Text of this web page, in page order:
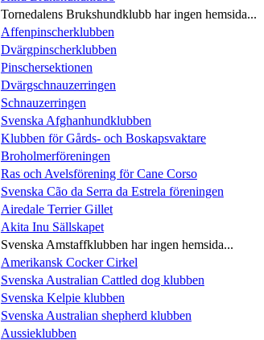
Tornedalens Brukshundklubb har ingen hemsida...
Affenpinscherklubben
Dvärgpinscherklubben
Pinschersektionen
Dvärgschnauzerringen
Schnauzerringen
Svenska Afghanhundklubben
Klubben för Gårds- och Boskapsvaktare
Broholmerföreningen
Ras och Avelsförening för Cane Corso
Svenska Cão da Serra da Estrela föreningen
Airedale Terrier Gillet
Akita Inu Sällskapet
Svenska Amstaffklubben har ingen hemsida...
Amerikansk Cocker Cirkel
Svenska Australian Cattled dog klubben
Svenska Kelpie klubben
Svenska Australian shepherd klubben
Aussieklubben